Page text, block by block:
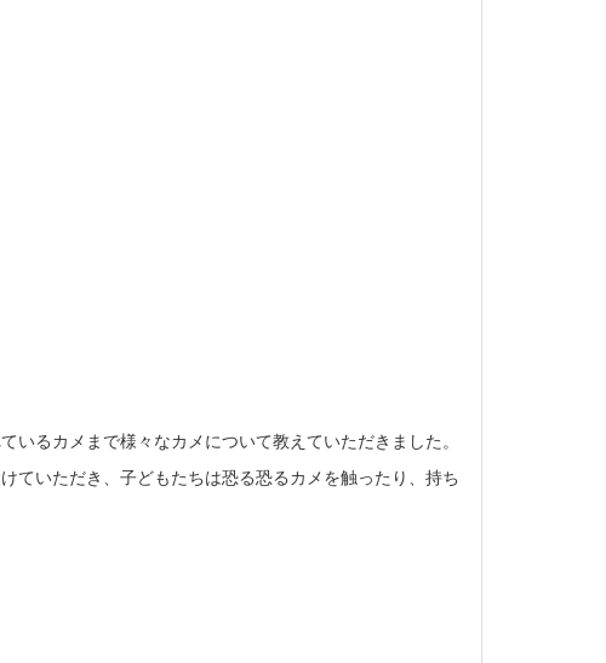
るカメまで様々なカメについて教えていただきました。
ていただき、子どもたちは恐る恐るカメを触ったり、持ち